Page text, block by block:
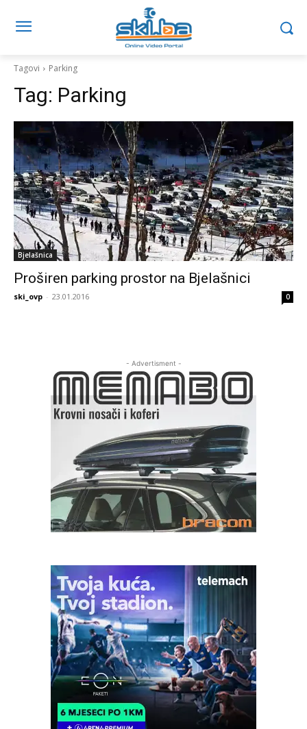
Tagovi Parking
Tag: Parking
Bjelašnica
Proširen parking prostor na Bjelašnici
ski_ovp - 23.01.2016 0
- Advertisment -